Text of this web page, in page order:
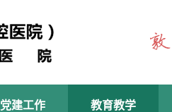
党建工作 教育教学